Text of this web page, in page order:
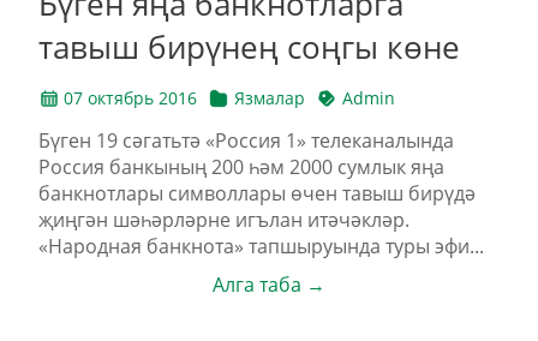
тавыш бирүнең соңгы көне
07 октябрь 2016 Язмалар Admin
Бүген 19 сәгатьтә «Россия 1» телеканалында
Россия банкының 200 һәм 2000 сумлык яңа
банкнотлары символлары өчен тавыш бирүдә
җиңгән шәһәрләрне игълан итәчәкләр.
«Народная банкнота» тапшыруында туры эфи...
Алга таба →